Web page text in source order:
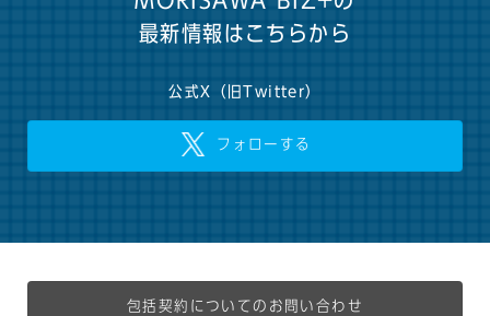
最新情報はこちらから
公式X（旧Twitter）
フォローする
包括契約についてのお問い合わせ